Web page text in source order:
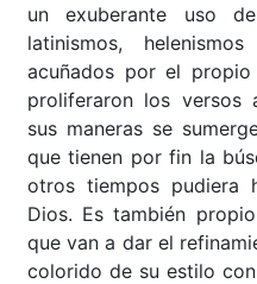
un exuberante uso
latinismos,
acuñados por el
proliferaron los versos
sus maneras se
que tienen por fin la
otros tiempos pudiera
Dios. Es también
que van a dar el
colorido de su estilo